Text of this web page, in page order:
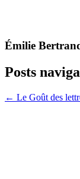
Émilie
Posts
← Le Goût des